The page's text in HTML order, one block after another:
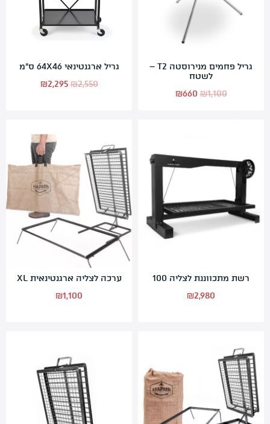
גריל פחמים מנירוסטה T2 –
לשטח
₪1,100
המחיר
₪660
גריל ארגנטינאי 64X46 ס”מ
₪2,550
המחיר₪2,295
רשת מתכווננת לצליה 100
₪2,980
ערכה לצליה ארגנטינאית XL
₪1,100